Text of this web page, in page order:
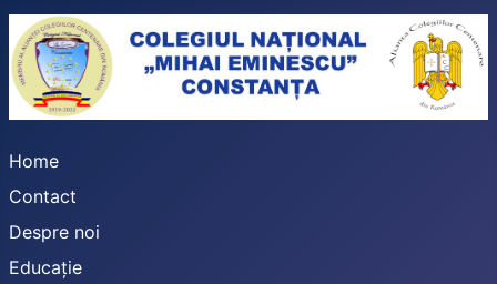
Home
Contact
Despre noi
Educație